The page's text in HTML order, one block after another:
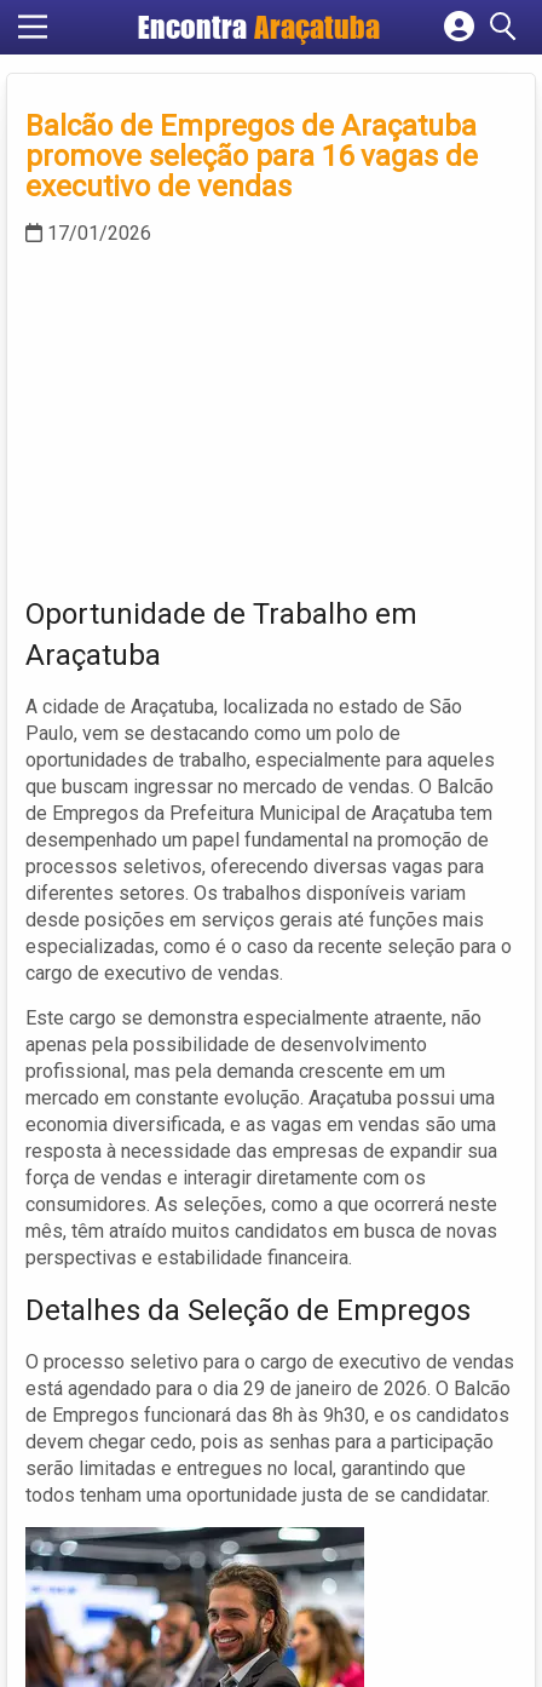
Encontra Araçatuba
Cadastrar empresa
Criar conta
Balcão de Empregos de Araçatuba
promove seleção para 16 vagas de
executivo de vendas
17/01/2026
Oportunidade de Trabalho em
Araçatuba
A cidade de Araçatuba, localizada no estado de São
Paulo, vem se destacando como um polo de
oportunidades de trabalho, especialmente para aqueles
que buscam ingressar no mercado de vendas. O Balcão
de Empregos da Prefeitura Municipal de Araçatuba tem
desempenhado um papel fundamental na promoção de
processos seletivos, oferecendo diversas vagas para
diferentes setores. Os trabalhos disponíveis variam
desde posições em serviços gerais até funções mais
especializadas, como é o caso da recente seleção para o
cargo de executivo de vendas.
Este cargo se demonstra especialmente atraente, não
apenas pela possibilidade de desenvolvimento
profissional, mas pela demanda crescente em um
mercado em constante evolução. Araçatuba possui uma
economia diversificada, e as vagas em vendas são uma
resposta à necessidade das empresas de expandir sua
força de vendas e interagir diretamente com os
consumidores. As seleções, como a que ocorrerá neste
mês, têm atraído muitos candidatos em busca de novas
perspectivas e estabilidade financeira.
Detalhes da Seleção de Empregos
O processo seletivo para o cargo de executivo de vendas
está agendado para o dia 29 de janeiro de 2026. O Balcão
de Empregos funcionará das 8h às 9h30, e os candidatos
devem chegar cedo, pois as senhas para a participação
serão limitadas e entregues no local, garantindo que
todos tenham uma oportunidade justa de se candidatar.